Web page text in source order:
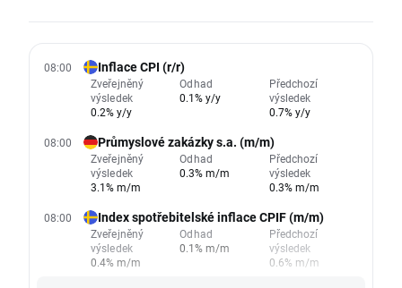
08:00 Inflace CPI (r/r)
Zveřejněný
výsledek
0.2% y/y
Odhad
0.1% y/y
Předchozí
výsledek
0.7% y/y
08:00 Průmyslové zakázky s.a. (m/m)
Zveřejněný
výsledek
3.1% m/m
Odhad
0.3% m/m
Předchozí
výsledek
0.3% m/m
08:00 Index spotřebitelské inflace CPIF (m/m)
Zveřejněný
výsledek
0.4% m/m
Odhad
0.1% m/m
Předchozí
výsledek
0.6% m/m